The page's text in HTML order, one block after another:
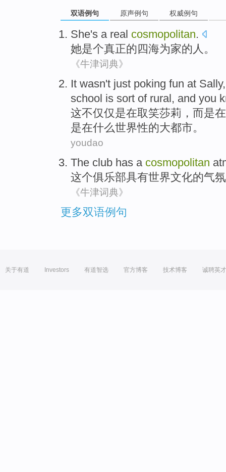
双语例句 原声例句 权威例句
She's a real cosmopolitan.
她是个真正的 四海为家的人 。
《牛津词典》
It wasn't just poking fun at Sally
school is sort ofrural, and you
这不仅仅是在取笑莎莉 ， 而是在
是在什么世界性的大都市。
youdao
The club has a cosmopolitan
这个俱乐部具有世界文化的气
《牛津词典》
更多双语例句
关于有道 Investors 有道智选 官方博客 技术博客 诚聘英才